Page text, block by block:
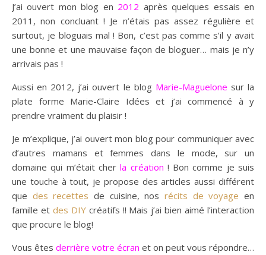
J’ai ouvert mon blog en 2012 après quelques essais en
2011, non concluant ! Je n’étais pas assez régulière et
surtout, je bloguais mal ! Bon, c’est pas comme s’il y avait
une bonne et une mauvaise façon de bloguer… mais je n’y
arrivais pas !
Aussi en 2012, j’ai ouvert le blog Marie-Maguelone sur la
plate forme Marie-Claire Idées et j’ai commencé à y
prendre vraiment du plaisir !
Je m’explique, j’ai ouvert mon blog pour communiquer avec
d’autres mamans et femmes dans le mode, sur un
domaine qui m’était cherla création ! Bon comme je suis
une touche à tout, je propose des articles aussi différent
que des recettesde cuisine, nosrécits de voyageen
famille et des DIY créatifs !! Mais j’ai bien aimé l’interaction
que procure le blog!
Vous êtes derrière votre écran et on peut vous répondre…